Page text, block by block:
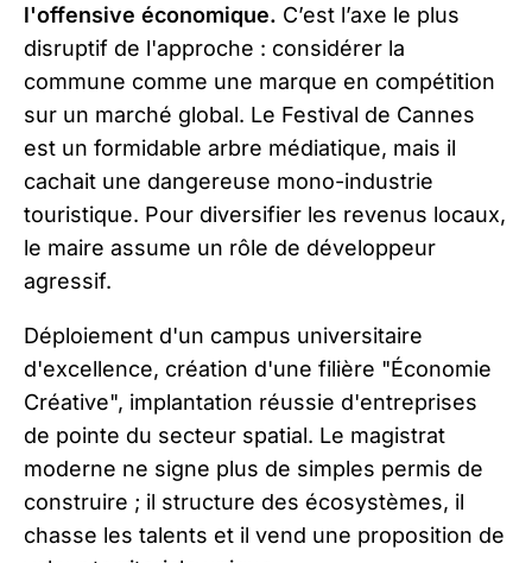
l'offensive économique. C’est l’axe le plus
disruptif de l'approche : considérer la
commune comme une marque en compétition
sur un marché global. Le Festival de Cannes
est un formidable arbre médiatique, mais il
cachait une dangereuse mono-industrie
touristique. Pour diversifier les revenus locaux,
le maire assume un rôle de développeur
agressif.
Déploiement d'un campus universitaire
d'excellence, création d'une filière "Économie
Créative", implantation réussie d'entreprises
de pointe du secteur spatial. Le magistrat
moderne ne signe plus de simples permis de
construire ; il structure des écosystèmes, il
chasse les talents et il vend une proposition de